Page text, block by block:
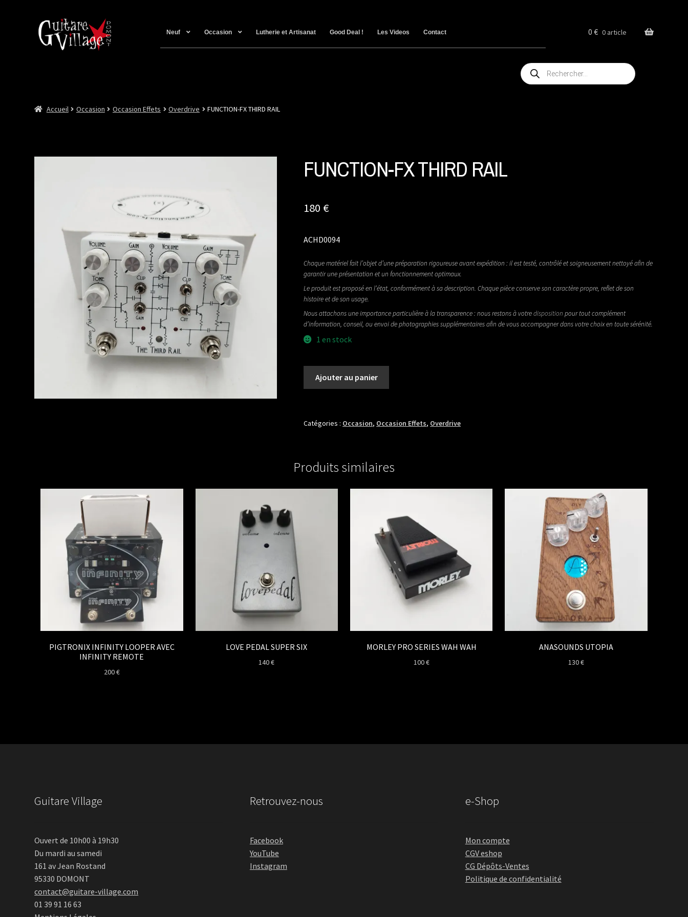
Neuf Occasion Lutherie et Artisanat Good Deal ! Les Videos Contact 0€ 0 article
Recherche
de
produits
Accueil Occasion Occasion Effets Overdrive FUNCTION-FX THIRD RAIL
FUNCTION-FX THIRD RAIL
180 €
ACHD0094
Chaque matériel fait l’objet d’une préparation rigoureuse avant expédition : il est testé, contrôlé et soigneusement nettoyé afin de
garantir une présentation et un fonctionnement optimaux.
Le produit est proposé en l’état, conformément à sa description. Chaque pièce conserve son caractère propre, reflet de son
histoire et de son usage.
Nous attachons une importance particulière à la transparence : nous restons à votredisposition pour tout complément
d’information, conseil, ou envoi de photographies supplémentaires afin de vous accompagner dans votre choix en toute sérénité.
1 en stock
THIRD
Ajouter au panier
Catégories : Occasion, Occasion Effets, Overdrive
Produits similaires
PIGTRONIX INFINITY LOOPER AVEC
INFINITY REMOTE
200€
LOVE PEDAL SUPER SIX
140€
MORLEY PRO SERIES WAH WAH
100€
ANASOUNDS UTOPIA
130€
Guitare Village
Ouvert de 10h00 à 19h30
Du mardi au samedi
161 av Jean Rostand
95330 DOMONT
contact@guitare-village.com
01 39 91 16 63
Retrouvez-nous
Facebook
YouTube
Instagram
e-Shop
Mon compte
CGV eshop
CG Dépôts-Ventes
Politique de confidentialité